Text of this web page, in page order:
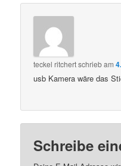
teckel ritchertschriebam
usb Kamera wäre das
Schreibe